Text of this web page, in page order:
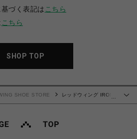
づく表記は こちら
こちら
SHOP TOP
SHOE STORE
レッドウィング IRON